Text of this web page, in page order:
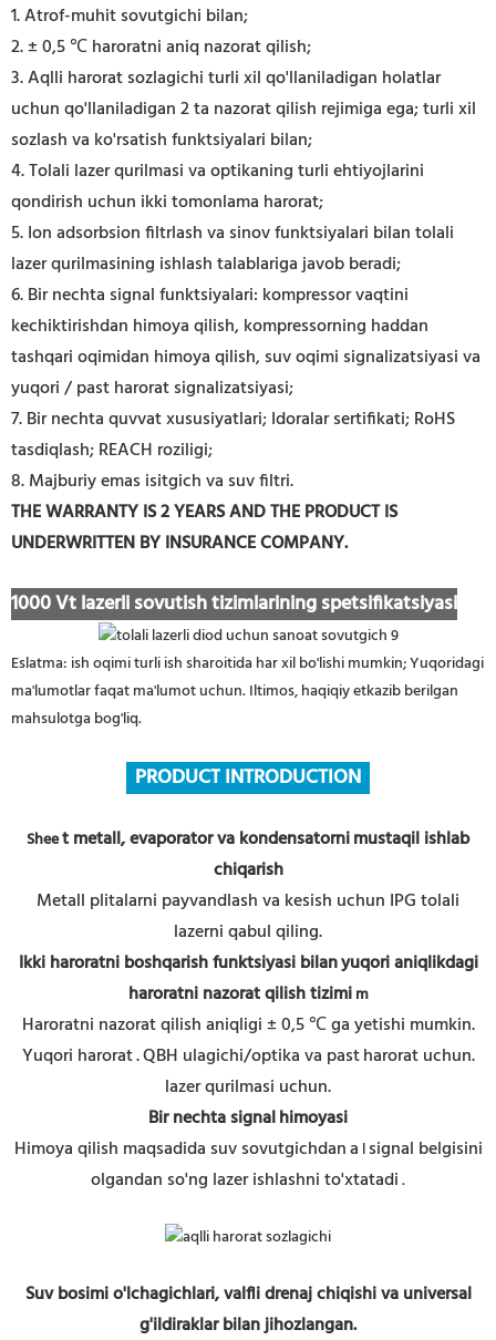
1. Atrof-muhit sovutgichi bilan;
2. ± 0,5 ℃ haroratni aniq nazorat qilish;
3. Aqlli harorat sozlagichi turli xil qo'llaniladigan holatlar
uchun qo'llaniladigan 2 ta nazorat qilish rejimiga ega; turli xil
sozlash va ko'rsatish funktsiyalari bilan;
4. Tolali lazer qurilmasi va optikaning turli ehtiyojlarini
qondirish uchun ikki tomonlama harorat;
5. Ion adsorbsion filtrlash va sinov funktsiyalari bilan tolali
lazer qurilmasining ishlash talablariga javob beradi;
6. Bir nechta signal funktsiyalari: kompressor vaqtini
kechiktirishdan himoya qilish, kompressorning haddan
tashqari oqimidan himoya qilish, suv oqimi signalizatsiyasi va
yuqori / past harorat signalizatsiyasi;
7. Bir nechta quvvat xususiyatlari; Idoralar sertifikati; RoHS
tasdiqlash; REACH roziligi;
8. Majburiy emas isitgich va suv filtri.
THE WARRANTY IS 2 YEARS AND THE PRODUCT IS
UNDERWRITTEN BY INSURANCE COMPANY.
1000 Vt lazerli sovutish tizimlarining spetsifikatsiyasi
Eslatma: ish oqimi turli ish sharoitida har xil bo'lishi mumkin; Yuqoridagi
ma'lumotlar faqat ma'lumot uchun. Iltimos, haqiqiy etkazib berilgan
mahsulotga bog'liq.
PRODUCTINTRODUCTION
Sheet metall, evaporator va kondensatornimustaqil ishlab
chiqarish
Metall plitalarni payvandlash va kesish uchun IPG tolali
lazerni qabul qiling.
Ikki haroratni boshqarish funktsiyasi bilanyuqori aniqlikdagi
haroratni nazorat qilish tizimim
Haroratni nazorat qilish aniqligi ± 0,5 ℃ ga yetishi mumkin.
Yuqori harorat.QBH ulagichi/optika va pastharorat uchun.
lazer qurilmasi uchun.
Bir nechta signalhimoyasi
Himoya qilish maqsadida suv sovutgichdana lsignal belgisini
olgandan so'ng lazer ishlashni to'xtatadi.
Suv bosimi o'lchagichlari, valfli drenaj chiqishi va universal
g'ildiraklar bilan jihozlangan.